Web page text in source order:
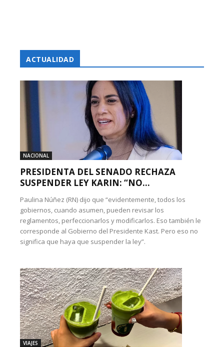
ACTUALIDAD
NACIONAL
PRESIDENTA DEL SENADO RECHAZA
SUSPENDER LEY KARIN: “NO...
Paulina Núñez (RN) dijo que “evidentemente, todos los
gobiernos, cuando asumen, pueden revisar los
reglamentos, perfeccionarlos y modificarlos. Eso también le
corresponde al Gobierno del Presidente Kast. Pero eso no
significa que haya que suspender la ley”.
VIAJES